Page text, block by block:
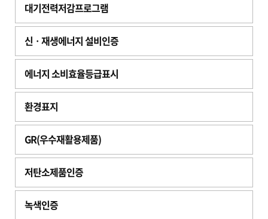
대기전력저감프로그램
신ㆍ재생에너지 설비인증
에너지 소비효율등급표시
환경표지
GR(우수재활용제품)
저탄소제품인증
녹색인증